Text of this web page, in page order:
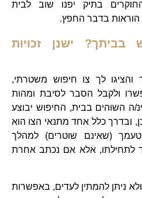
בתיק יפנו שוב לבית
בדבר החפץ.
ישנן זכויות
והציגו לך צו חיפוש משטרתי,
ולקבל הסבר לסיבת ומהות
ה השוהים בבית, החיפוש יבוצע
ובדרך כלל אחד מתנאי הצו הוא
(שאינם שוטרים) למהלך
לתחילתו, אלא אם נכתב אחרת
ניתן להמתין לעדים, באפשרות